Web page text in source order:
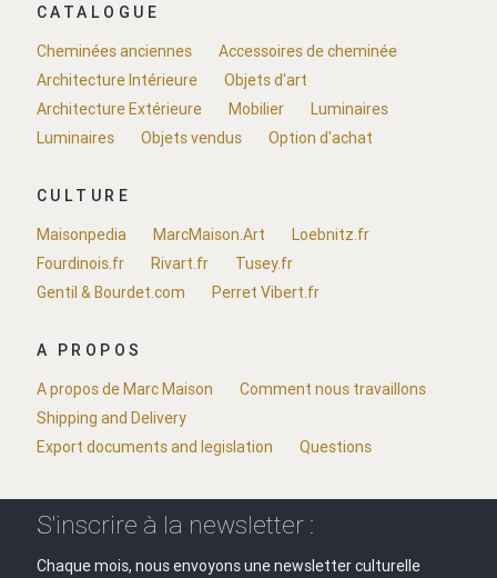
CATALOGUE
Cheminées anciennes
Accessoires de cheminée
Architecture Intérieure
Objets d'art
Architecture Extérieure
Mobilier
Luminaires
Luminaires
Objets vendus Option d'achat
CULTURE
Maisonpedia
MarcMaison.Art
Loebnitz.fr
Fourdinois.fr
Rivart.fr
Tusey.fr
Gentil & Bourdet.com
Perret Vibert.fr
A PROPOS
A propos de Marc Maison
Comment nous travaillons
Shipping and Delivery
Export documents and legislation
Questions
S'inscrire à la newsletter :
Chaque mois, nous envoyons une newsletter culturelle